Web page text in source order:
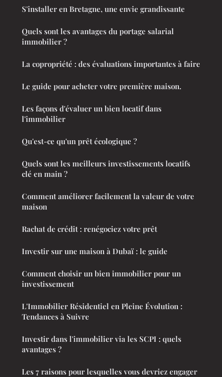
S'installer en Bretagne, une envie grandissante
Quels sont les avantages du portage salarial
immobilier ?
La copropriété : des évaluations importantes à faire
Le guide pour acheter votre première maison.
Les façons d'évaluer un bien locatif dans
l'immobilier
Qu'est-ce qu'un prêt écologique ?
Quels sont les meilleurs investissements locatifs
clé en main ?
Comment améliorer facilement la valeur de votre
maison
Rachat de crédit : renégociez votre prêt
Investir sur une maison à Dubaï : le guide
Comment choisir un bien immobilier pour un
investissement
L'Immobilier Résidentiel en Pleine Évolution :
Tendances à Suivre
Investir dans l'immobilier via les SCPI : quels
avantages ?
Les 7 raisons pour lesquelles vous devriez engager